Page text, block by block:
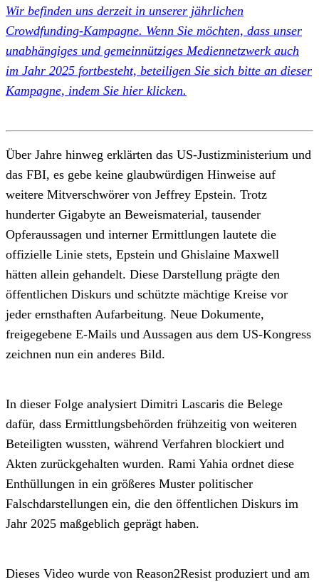
Wir befinden uns derzeit in unserer jährlichen
Crowdfunding-Kampagne. Wenn Sie möchten, dass unser
unabhängiges und gemeinnütziges Mediennetzwerk auch
im Jahr 2025 fortbesteht, beteiligen Sie sich bitte an dieser
Kampagne, indem Sie hier klicken.
Über Jahre hinweg erklärten das US-Justizministerium und
das FBI, es gebe keine glaubwürdigen Hinweise auf
weitere Mitverschwörer von Jeffrey Epstein. Trotz
hunderter Gigabyte an Beweismaterial, tausender
Opferaussagen und interner Ermittlungen lautete die
offizielle Linie stets, Epstein und Ghislaine Maxwell
hätten allein gehandelt. Diese Darstellung prägte den
öffentlichen Diskurs und schützte mächtige Kreise vor
jeder ernsthaften Aufarbeitung. Neue Dokumente,
freigegebene E-Mails und Aussagen aus dem US-Kongress
zeichnen nun ein anderes Bild.
In dieser Folge analysiert Dimitri Lascaris die Belege
dafür, dass Ermittlungsbehörden frühzeitig von weiteren
Beteiligten wussten, während Verfahren blockiert und
Akten zurückgehalten wurden. Rami Yahia ordnet diese
Enthüllungen in ein größeres Muster politischer
Falschdarstellungen ein, die den öffentlichen Diskurs im
Jahr 2025 maßgeblich geprägt haben.
Dieses Video wurde von Reason2Resist produziert und am